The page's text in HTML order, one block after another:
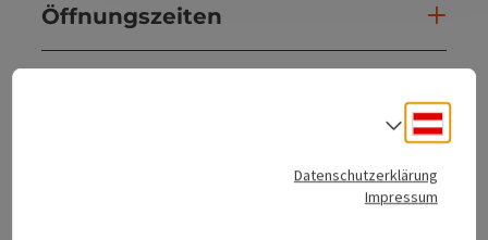
Öffnungszeiten
Datenschutzerklärung
Impressum